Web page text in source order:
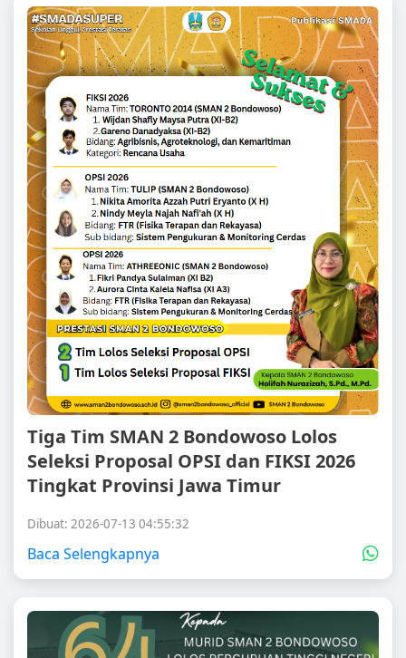
Tiga Tim SMAN 2 Bondowoso Lolos
Seleksi Proposal OPSI dan FIKSI 2026
Tingkat Provinsi Jawa Timur
Dibuat: 2026-07-13 04:55:32
Baca Selengkapnya